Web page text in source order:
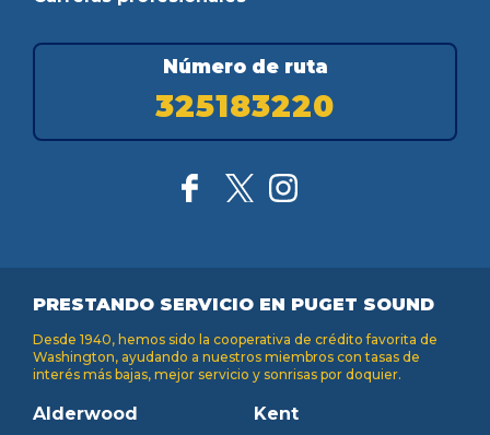
Número de ruta
325183220
PRESTANDO SERVICIO EN PUGET SOUND
Desde 1940, hemos sido la cooperativa de crédito favorita de
Washington, ayudando a nuestros miembros con tasas de
interés más bajas, mejor servicio y sonrisas por doquier.
Alderwood
Kent